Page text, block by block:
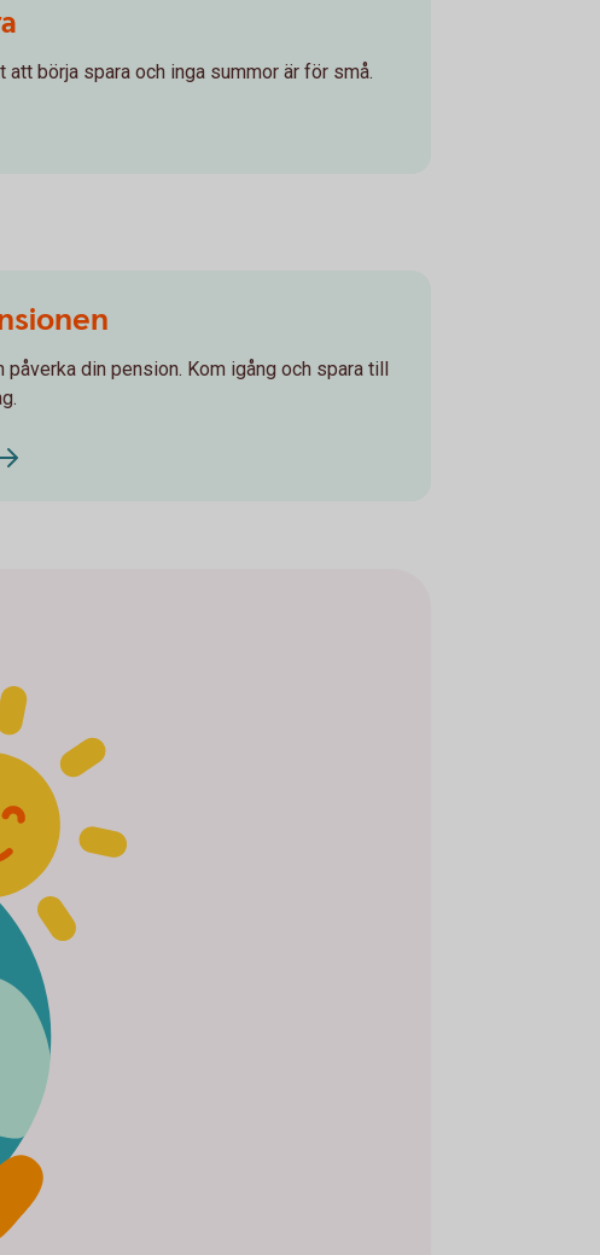
att börja spara och inga summor är för små.
påverka din pension. Kom igång och spara till